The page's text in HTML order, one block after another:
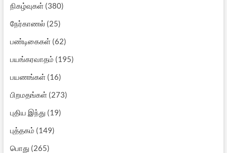
நிகழ்வுகள்(380)
நேர்காணல்(25)
பண்டிகைகள்(62)
பயங்கரவாதம் (195)
பயணங்கள்(16)
பிறமதங்கள்(273)
புதிய இந்து (19)
புத்தகம் (149)
பொது (265)